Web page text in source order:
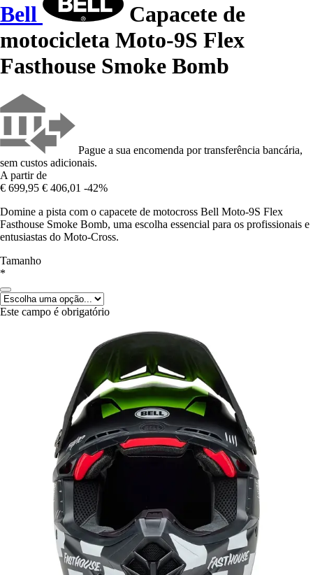
Bell
Capacete de
motocicleta Moto-9S Flex
Fasthouse Smoke Bomb
Pague a sua encomenda por transferência bancária,
sem custos adicionais.
A partir de
€ 699,95 € 406,01 -42%
Domine a pista com o capacete de motocross Bell Moto-9S Flex
Fasthouse Smoke Bomb, uma escolha essencial para os profissionais e
entusiastas do Moto-Cross.
Tamanho
*
Este campo é obrigatório